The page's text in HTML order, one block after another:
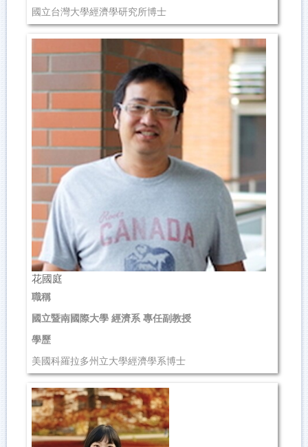
國立台灣大學經濟學研究所博士
總體理論、貨幣理論
聯絡資訊
(049)2910960 轉4691
ttchang@ncnu.edu.tw
管理學院 412-1...
花國庭
職稱
國立暨南國際大學 經濟系 專任副教授
學歷
美國科羅拉多州立大學經濟學系博士
Macroeconomics、Development Economics、
International Economics
聯絡資訊